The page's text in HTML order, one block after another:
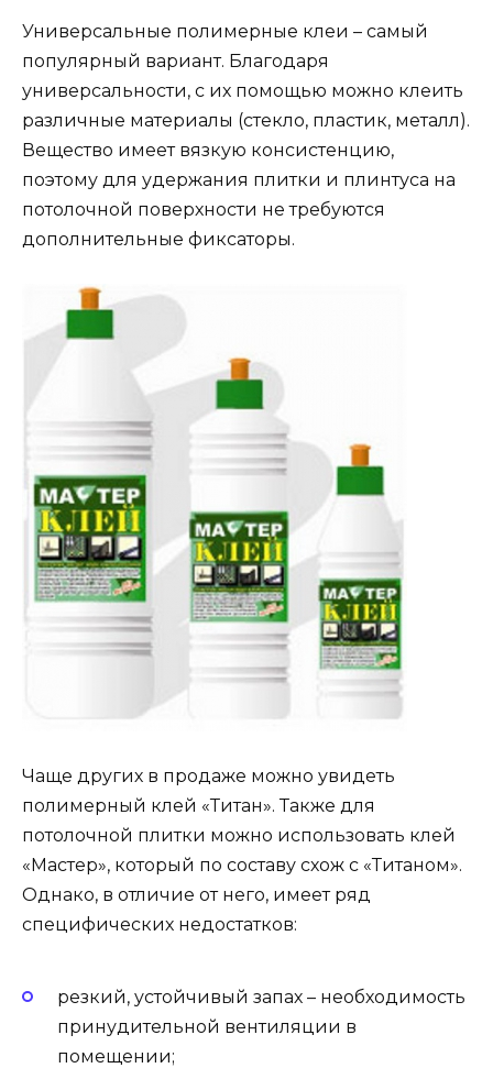
Универсальные полимерные клеи – самый
популярный вариант. Благодаря
универсальности, с их помощью можно клеить
различные материалы (стекло, пластик, металл).
Вещество имеет вязкую консистенцию,
поэтому для удержания плитки и плинтуса на
потолочной поверхности не требуются
дополнительные фиксаторы.
Чаще других в продаже можно увидеть
полимерный клей «Титан». Также для
потолочной плитки можно использовать клей
«Мастер», который по составу схож с «Титаном».
Однако, в отличие от него, имеет ряд
специфических недостатков:
резкий, устойчивый запах – необходимость
принудительной вентиляции в
помещении;